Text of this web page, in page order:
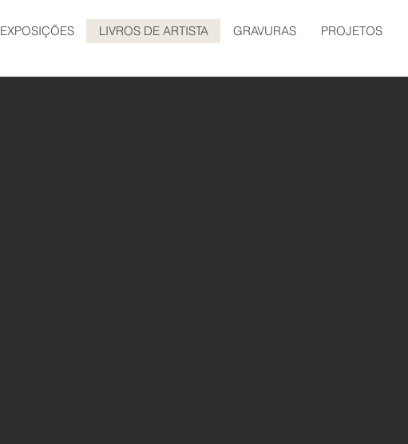
EXPOSIÇÕES LIVROS DE ARTISTA GRAVURAS PROJETOS